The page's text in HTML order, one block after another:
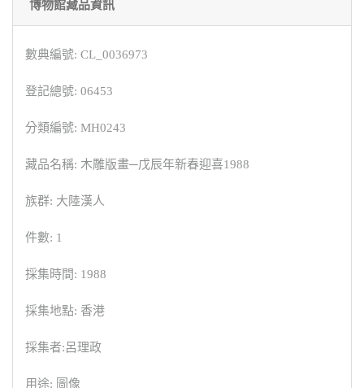
博物館藏品資訊
數典編號: CL_0036973
登記總號: 06453
分類編號: MH0243
藏品名稱: 木雕版畫─戊辰年新春迎喜1988
族群: 大陸漢人
件數: 1
採集時間: 1988
採集地點: 香港
採集者:呂理政
用途: 圖像